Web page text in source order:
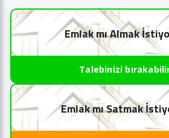
Emlak mı Almak
Talebinizi
Emlak mı Satmak